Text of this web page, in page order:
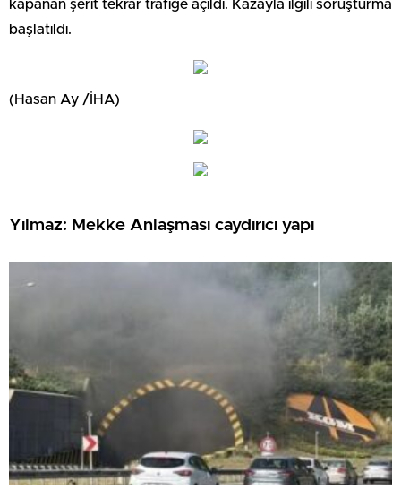
kapanan şerit tekrar trafiğe açıldı. Kazayla ilgili soruşturma
başlatıldı.
(Hasan Ay /İHA)
Yılmaz: Mekke Anlaşması caydırıcı yapı